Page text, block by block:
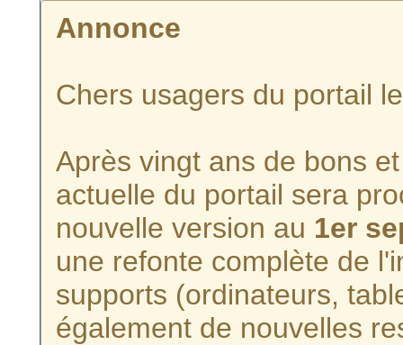
Annonce
Chers usagers du portail
Après vingt ans de bons
actuelle du portail sera
nouvelle version au 1er
une refonte complète de
supports (ordinateurs,
également de nouvelles